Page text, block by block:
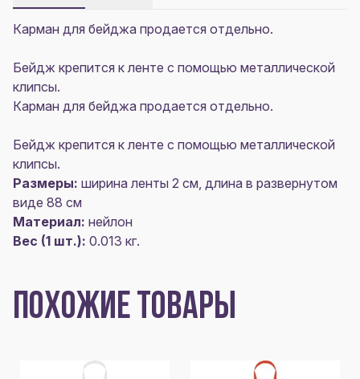
Карман для бейджа продается отдельно.
Бейдж крепится к ленте с помощью металлической
клипсы.
Карман для бейджа продается отдельно.
Бейдж крепится к ленте с помощью металлической
клипсы.
Размеры: ширина ленты 2 см, длина в развернутом
виде 88 см
Материал: нейлон
Вес (1 шт.): 0.013 кг.
ПОХОЖИЕ ТОВАРЫ